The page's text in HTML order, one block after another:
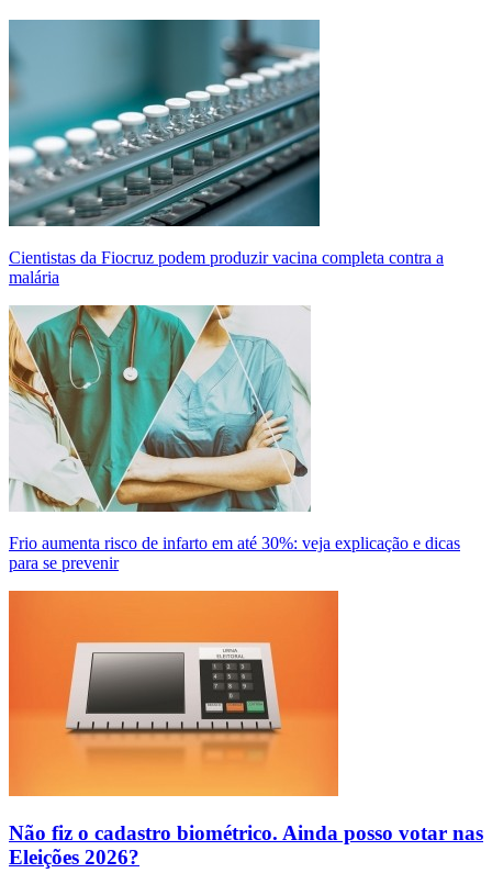
Cientistas da Fiocruz podem produzir vacina completa contra a
malária
Frio aumenta risco de infarto em até 30%: veja explicação e dicas
para se prevenir
Não fiz o cadastro biométrico. Ainda posso votar nas
Eleições 2026?